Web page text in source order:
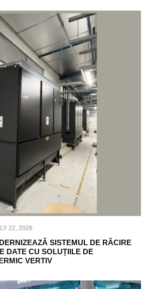
22, 2026
SISTEMUL DE RĂCIRE
DATE CU SOLUȚIILE DE
VERTIV